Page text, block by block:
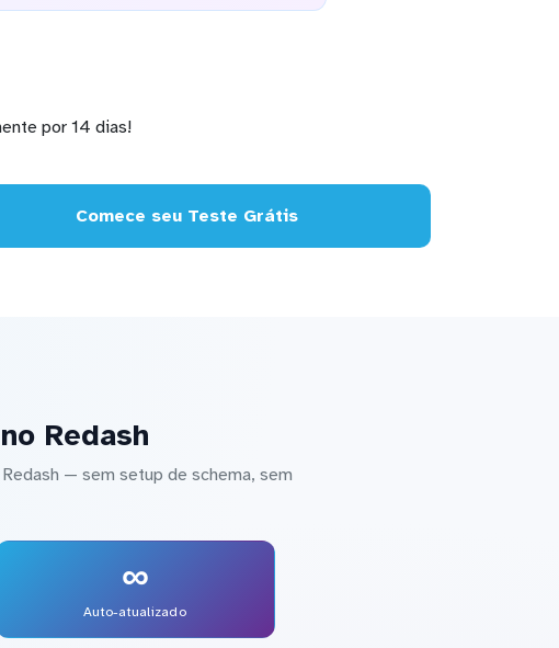
por 14 dias!
Comece seu Teste Grátis
Redash
— sem setup de schema, sem
∞
Auto-atualizado